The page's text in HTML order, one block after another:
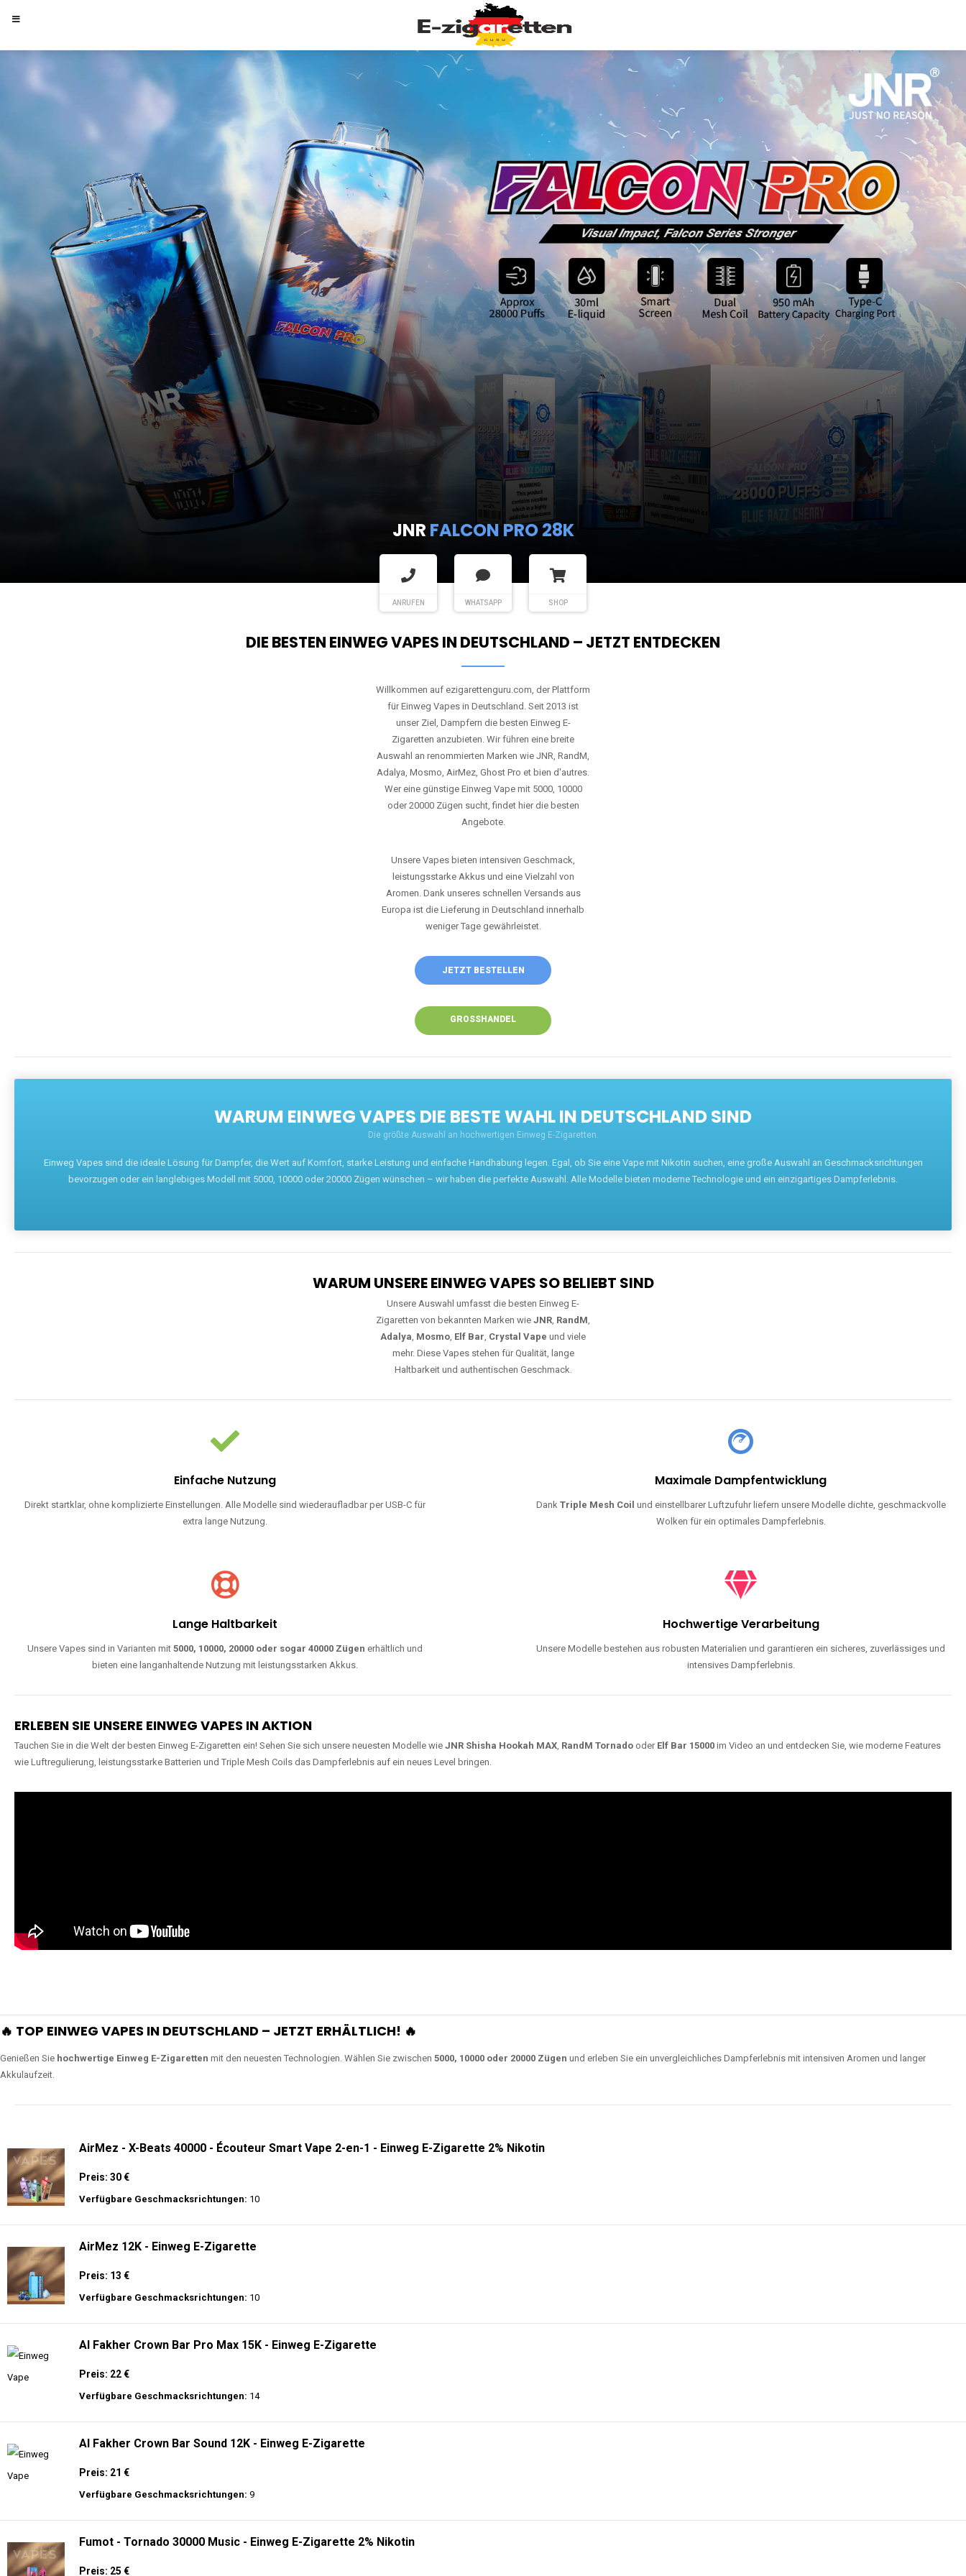
JNR FALCON PRO 28K
ANRUFEN WHATSAPP SHOP
DIE BESTEN EINWEG VAPES IN DEUTSCHLAND – JETZT ENTDECKEN
Willkommen auf ezigarettenguru.com, der Plattform
für Einweg Vapes in Deutschland. Seit 2013 ist
unser Ziel, Dampfern die besten Einweg E-
Zigaretten anzubieten. Wir führen eine breite
Auswahl an renommierten Marken wie JNR, RandM,
Adalya, Mosmo, AirMez, Ghost Pro et bien d'autres.
Wer eine günstige Einweg Vape mit 5000, 10000
oder 20000 Zügen sucht, findet hier die besten
Angebote.
Unsere Vapes bieten intensiven Geschmack,
leistungsstarke Akkus und eine Vielzahl von
Aromen. Dank unseres schnellen Versands aus
Europa ist die Lieferung in Deutschland innerhalb
weniger Tage gewährleistet.
JETZT BESTELLEN
GROSSHANDEL
WARUM EINWEG VAPES DIE BESTE WAHL IN DEUTSCHLAND SIND
Die größte Auswahl an hochwertigen Einweg E-Zigaretten.
Einweg Vapes sind die ideale Lösung für Dampfer, die Wert auf Komfort, starke Leistung und einfache Handhabung legen. Egal, ob Sie eine Vape mit Nikotin suchen, eine große Auswahl an Geschmacksrichtungen
bevorzugen oder ein langlebiges Modell mit 5000, 10000 oder 20000 Zügen wünschen – wir haben die perfekte Auswahl. Alle Modelle bieten moderne Technologie und ein einzigartiges Dampferlebnis.
WARUM UNSERE EINWEG VAPES SO BELIEBT SIND
Unsere Auswahl umfasst die besten Einweg E-
Zigaretten von bekannten Marken wie JNR, RandM,
Adalya, Mosmo, Elf Bar, Crystal Vape und viele
mehr. Diese Vapes stehen für Qualität, lange
Haltbarkeit und authentischen Geschmack.
Einfache Nutzung
Direkt startklar, ohne komplizierte Einstellungen. Alle Modelle sind wiederaufladbar per USB-C für
extra lange Nutzung.
Maximale Dampfentwicklung
Dank Triple Mesh Coil und einstellbarer Luftzufuhr liefern unsere Modelle dichte, geschmackvolle
Wolken für ein optimales Dampferlebnis.
Lange Haltbarkeit
Unsere Vapes sind in Varianten mit5000, 10000, 20000 oder sogar 40000 Zügen erhältlich und
bieten eine langanhaltende Nutzung mit leistungsstarken Akkus.
Hochwertige Verarbeitung
Unsere Modelle bestehen aus robusten Materialien und garantieren ein sicheres, zuverlässiges und
intensives Dampferlebnis.
ERLEBEN SIE UNSERE EINWEG VAPES IN AKTION
Tauchen Sie in die Welt der besten Einweg E-Zigaretten ein! Sehen Sie sich unsere neuesten Modelle wie JNR Shisha Hookah MAX, RandM Tornado oder Elf Bar 15000 im Video an und entdecken Sie, wie moderne Features
wie Luftregulierung, leistungsstarke Batterien und Triple Mesh Coils das Dampferlebnis auf ein neues Level bringen.
🔥 TOP EINWEG VAPES IN DEUTSCHLAND – JETZT ERHÄLTLICH! 🔥
Genießen Sie hochwertige Einweg E-Zigaretten mit den neuesten Technologien. Wählen Sie zwischen 5000, 10000 oder 20000 Zügen und erleben Sie ein unvergleichliches Dampferlebnis mit intensiven Aromen und langer
Akkulaufzeit.
AirMez - X-Beats 40000 - Écouteur Smart Vape 2-en-1 - Einweg E-Zigarette 2% Nikotin
Preis: 30 €
Verfügbare Geschmacksrichtungen: 10
AirMez 12K - Einweg E-Zigarette
Preis: 13 €
Verfügbare Geschmacksrichtungen: 10
Al Fakher Crown Bar Pro Max 15K - Einweg E-Zigarette
Preis: 22 €
Verfügbare Geschmacksrichtungen: 14
Al Fakher Crown Bar Sound 12K - Einweg E-Zigarette
Preis: 21 €
Verfügbare Geschmacksrichtungen: 9
Fumot - Tornado 30000 Music - Einweg E-Zigarette 2% Nikotin
Preis: 25 €